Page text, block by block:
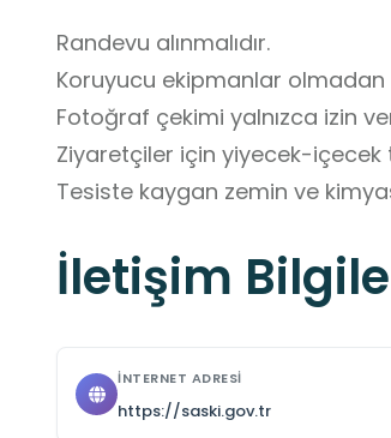
Randevu alınmalıdır.
Koruyucu ekipmanlar
Fotoğraf çekimi yalnızca izin
Ziyaretçiler için yiyecek-içecek
Tesiste kaygan zemin ve
İletişim
İNTERNET ADRESI
https://saski.gov.tr